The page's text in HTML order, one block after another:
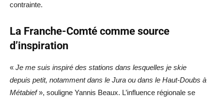
contrainte.
La Franche-Comté comme source
d’inspiration
« Je me suis inspiré des stations dans lesquelles je skie
depuis petit, notamment dans le Jura ou dans le Haut-Doubs à
Métabief», souligne Yannis Beaux. L’influence régionale se